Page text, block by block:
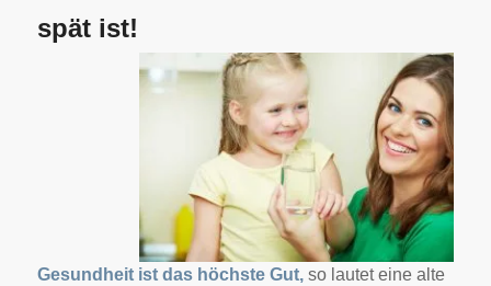
spät ist!
Gesundheit ist das höchste Gut, so lautet eine alte